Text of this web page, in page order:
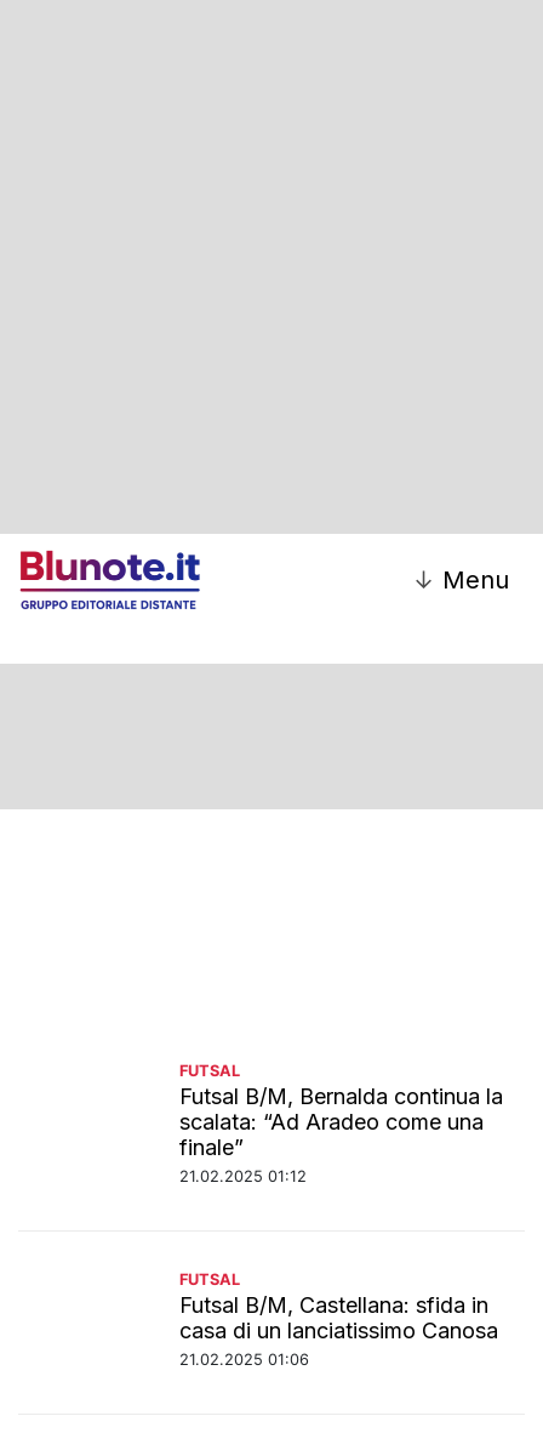
↓ Menu
FUTSAL
Futsal B/M, Bernalda continua la
scalata: “Ad Aradeo come una
finale”
21.02.2025 01:12
FUTSAL
Futsal B/M, Castellana: sfida in
casa di un lanciatissimo Canosa
21.02.2025 01:06